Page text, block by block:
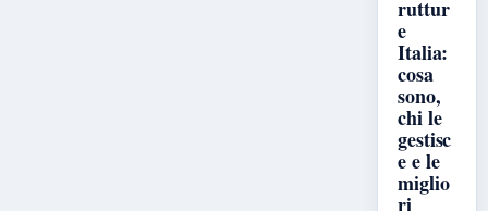
ruttur
e
Italia:
cosa
sono,
chi le
gestisc
e e le
miglio
ri